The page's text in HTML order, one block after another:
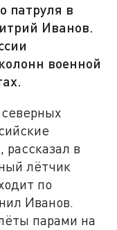
патруля в
Иванов.
военной
в
лётчик
по
Иванов.
парами на